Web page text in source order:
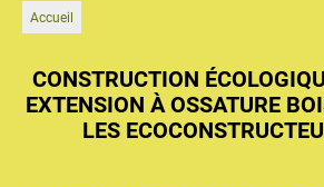
Accueil
CONSTRUCTION
EXTENSION À OSSATURE
LES